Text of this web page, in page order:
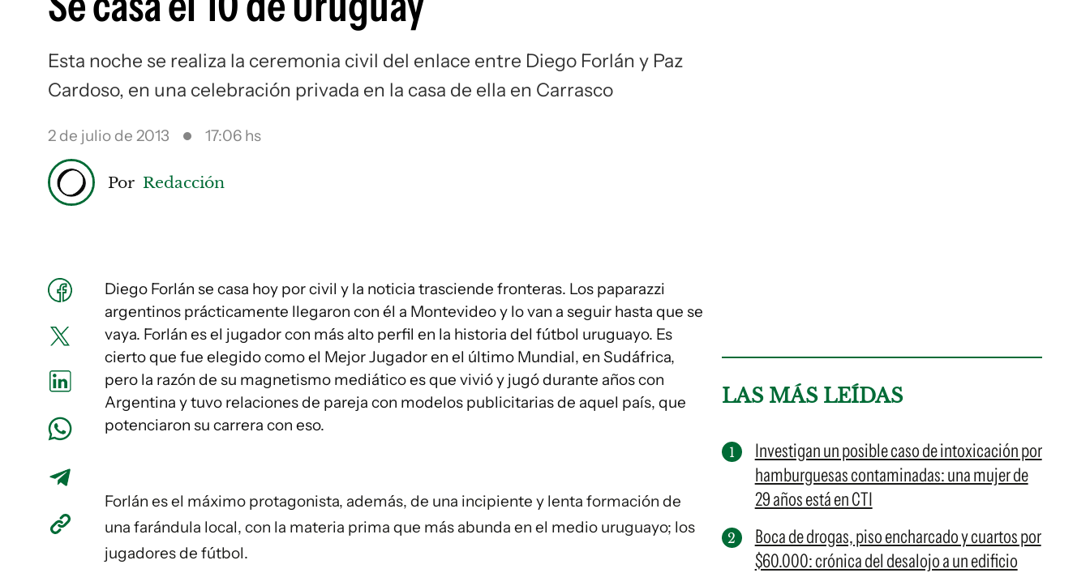
Esta noche se realiza la ceremonia civil del enlace entre Diego Forlán y Paz
Cardoso, en una celebración privada en la casa de ella en Carrasco
2 de julio de 2013 17:06 hs
Por Redacción
Diego Forlán se casa hoy por civil y la noticia trasciende fronteras. Los paparazzi
argentinos prácticamente llegaron con él a Montevideo y lo van a seguir hasta que se
vaya. Forlán es el jugador con más alto perfil en la historia del fútbol uruguayo. Es
cierto que fue elegido como el Mejor Jugador en el último Mundial, en Sudáfrica,
pero la razón de su magnetismo mediático es que vivió y jugó durante años con
Argentina y tuvo relaciones de pareja con modelos publicitarias de aquel país, que
potenciaron su carrera con eso.
Forlán es el máximo protagonista, además, de una incipiente y lenta formación de
una farándula local, con la materia prima que más abunda en el medio uruguayo; los
jugadores de fútbol.
LAS MÁS LEÍDAS
Investigan un posible caso de intoxicación por
hamburguesas contaminadas: una mujer de
29 años está en CTI
Boca de drogas, piso encharcado y cuartos por
$60.000: crónica del desalojo a un edificio